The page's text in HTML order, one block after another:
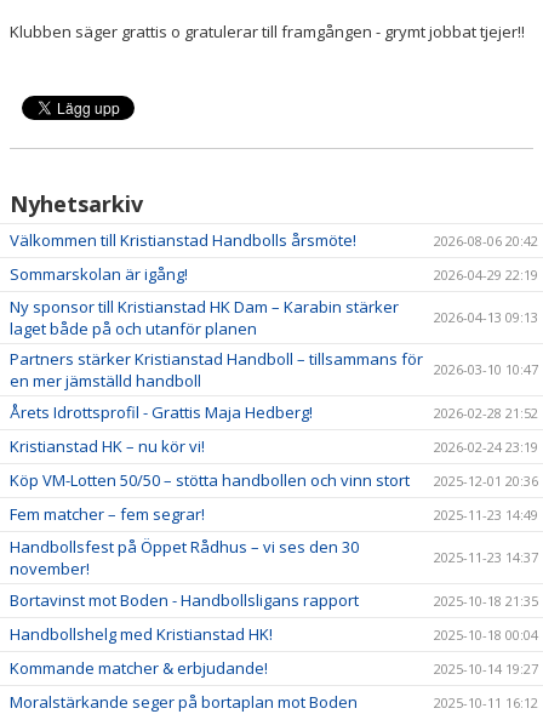
Klubben säger grattis o gratulerar till framgången - grymt jobbat tjejer!!
Nyhetsarkiv
Välkommen till Kristianstad Handbolls årsmöte! 2026-08-06 20:42
Sommarskolan är igång! 2026-04-29 22:19
Ny sponsor till Kristianstad HK Dam – Karabin stärker
laget både på och utanför planen
2026-04-13 09:13
Partners stärker Kristianstad Handboll – tillsammans för
en mer jämställd handboll
2026-03-10 10:47
Årets Idrottsprofil - Grattis Maja Hedberg! 2026-02-28 21:52
Kristianstad HK – nu kör vi! 2026-02-24 23:19
Köp VM-Lotten 50/50 – stötta handbollen och vinn stort 2025-12-01 20:36
Fem matcher – fem segrar! 2025-11-23 14:49
Handbollsfest på Öppet Rådhus – vi ses den 30
november!
2025-11-23 14:37
Bortavinst mot Boden - Handbollsligans rapport 2025-10-18 21:35
Handbollshelg med Kristianstad HK! 2025-10-18 00:04
Kommande matcher & erbjudande! 2025-10-14 19:27
Moralstärkande seger på bortaplan mot Boden 2025-10-11 16:12